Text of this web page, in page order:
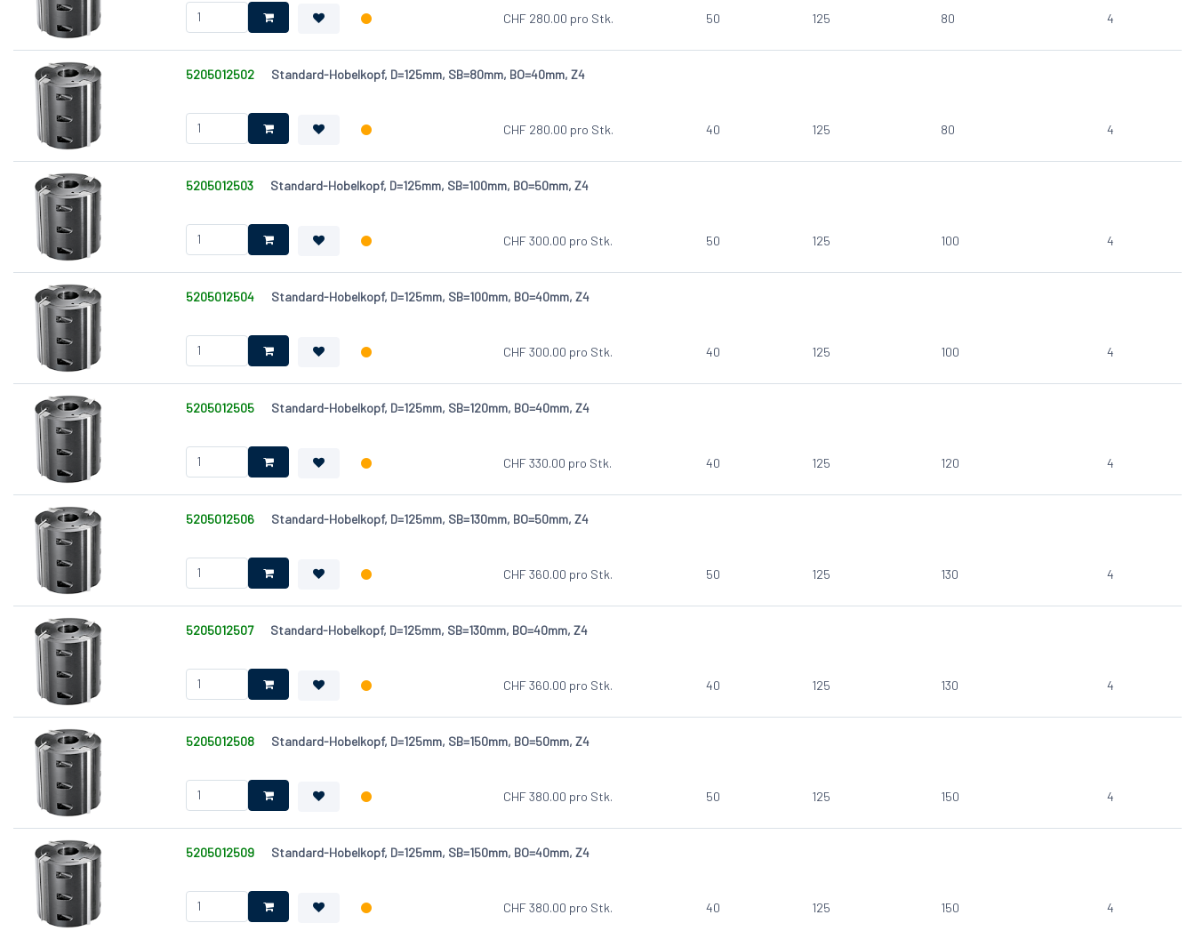
Schnittbreite, Breite (B) [mm]
Zähnezahl (Z)
CHF 280.00 pro Stk. 50 125 80 4
5205012502 Standard-Hobelkopf, D=125mm, SB=80mm, BO=40mm, Z4
CHF 280.00 pro Stk. 40 125 80 4
5205012503 Standard-Hobelkopf, D=125mm, SB=100mm, BO=50mm, Z4
CHF300.00 pro Stk. 50 125 100 4
5205012504 Standard-Hobelkopf, D=125mm, SB=100mm, BO=40mm, Z4
CHF300.00 pro Stk. 40 125 100 4
5205012505 Standard-Hobelkopf, D=125mm, SB=120mm, BO=40mm, Z4
CHF330.00 pro Stk. 40 125 120 4
5205012506 Standard-Hobelkopf, D=125mm, SB=130mm, BO=50mm, Z4
CHF360.00 pro Stk. 50 125 130 4
5205012507 Standard-Hobelkopf, D=125mm, SB=130mm, BO=40mm, Z4
CHF360.00 pro Stk. 40 125 130 4
5205012508 Standard-Hobelkopf, D=125mm, SB=150mm, BO=50mm, Z4
CHF380.00 pro Stk. 50 125 150 4
5205012509 Standard-Hobelkopf, D=125mm, SB=150mm, BO=40mm, Z4
CHF380.00 pro Stk. 40 125 150 4